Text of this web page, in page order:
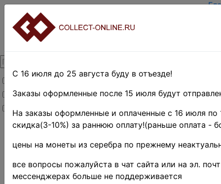
Товары со скидкой
Товары в наличии
Новинки
Главная»
»Монеты»
Иностранные
монеты»
Коллекции и
С 16 июля до 25 августа буду в отъезде!
Заказы оформленные после 15 июля будут
На заказы оформленные и оплаченные с 16 июля по
скидка(3-10%) за раннюю оплату!(раньше оплата -
цены на монеты из серебра по прежнему
все вопросы пожалуйста в чат сайта или на эл.
мессенджерах больше не поддерживается